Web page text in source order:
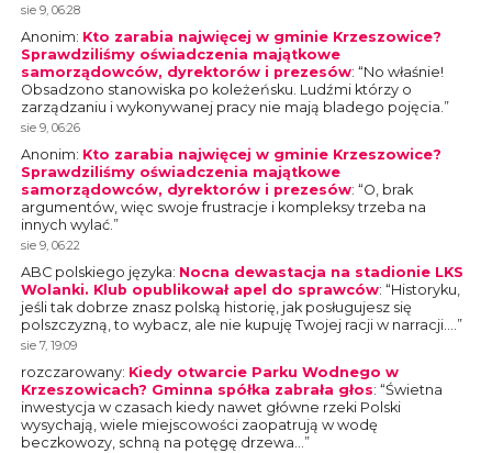
sie 9, 06:28
Anonim: Kto zarabia najwięcej w gminie Krzeszowice?
Sprawdziliśmy oświadczenia majątkowe
samorządowców, dyrektorów i prezesów: “No właśnie!
Obsadzono stanowiska po koleżeńsku. Ludźmi którzy o
zarządzaniu i wykonywanej pracy nie mają bladego pojęcia.”
sie 9, 06:26
Anonim: Kto zarabia najwięcej w gminie Krzeszowice?
Sprawdziliśmy oświadczenia majątkowe
samorządowców, dyrektorów i prezesów: “O, brak
argumentów, więc swoje frustracje i kompleksy trzeba na
innych wylać.”
sie 9, 06:22
ABC polskiego języka: Nocna dewastacja na stadionie LKS
Wolanki. Klub opublikował apel do sprawców: “Historyku,
jeśli tak dobrze znasz polską historię, jak posługujesz się
polszczyzną, to wybacz, ale nie kupuję Twojej racji w narracji.…”
sie 7, 19:09
rozczarowany: Kiedy otwarcie Parku Wodnego w
Krzeszowicach? Gminna spółka zabrała głos: “Świetna
inwestycja w czasach kiedy nawet główne rzeki Polski
wysychają, wiele miejscowości zaopatrują w wodę
beczkowozy, schną na potęgę drzewa…”